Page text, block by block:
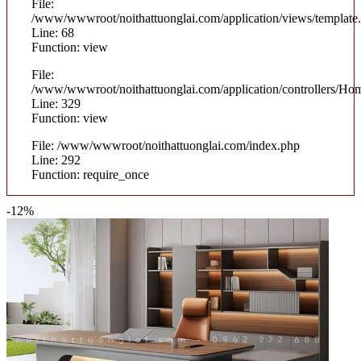
File:
/www/wwwroot/noithattuonglai.com/application/views/
Line: 68
Function: view
File:
/www/wwwroot/noithattuonglai.com/application/controllers/
Line: 329
Function: view
File: /www/wwwroot/noithattuonglai.com/index.php
Line: 292
Function: require_once
-12%